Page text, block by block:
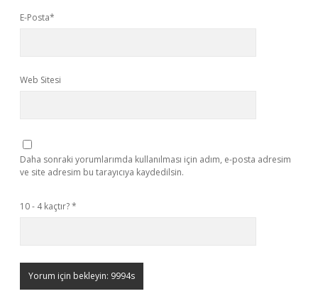
E-Posta*
Web Sitesi
Daha sonraki yorumlarımda kullanılması için adım, e-posta adresim
ve site adresim bu tarayıcıya kaydedilsin.
10 - 4 kaçtır?*